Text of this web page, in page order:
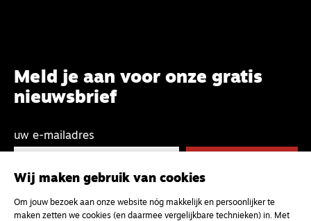
Meld je aan voor onze gratis
nieuwsbrief
uw e-mailadres
Wij maken gebruik van cookies
Om jouw bezoek aan onze website nóg makkelijk en persoonlijker te
maken zetten we cookies (en daarmee vergelijkbare technieken) in. Met